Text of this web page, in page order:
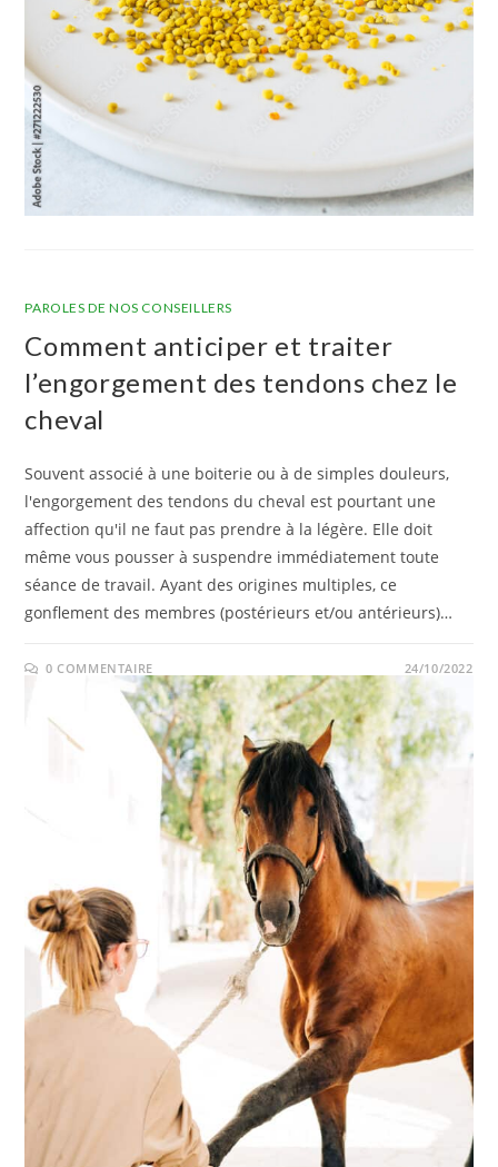
PAROLES DE NOS CONSEILLERS
Comment anticiper et traiter
l’engorgement des tendons chez le
cheval
Souvent associé à une boiterie ou à de simples douleurs,
l'engorgement des tendons du cheval est pourtant une
affection qu'il ne faut pas prendre à la légère. Elle doit
même vous pousser à suspendre immédiatement toute
séance de travail. Ayant des origines multiples, ce
gonflement des membres (postérieurs et/ou antérieurs)…
0 COMMENTAIRE 24/10/2022